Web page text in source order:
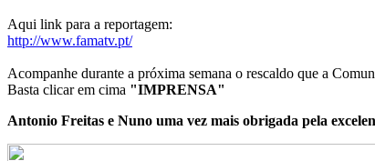
Aqui link para a reportagem:
http://www.famatv.pt/
Acompanhe durante a próxima semana o rescaldo que a
Basta clicar em cima "IMPRENSA"
Antonio Freitas e Nuno uma vez mais obrigada pela